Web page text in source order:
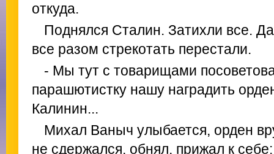
откуда.
Поднялся Сталин. Затихли все.
все разом стрекотать перестали.
- Мы тут с товарищами
парашютистку нашу наградить
Калинин...
Михал Ваныч улыбается, орден
не сдержался, обнял, прижал к